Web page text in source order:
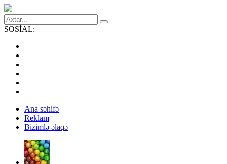
SOSİAL:
Ana səhifə
Reklam
Bizimlə əlaqə